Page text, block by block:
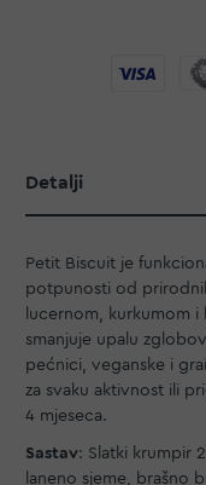
Detalji
Petit Biscuit je
potpunosti od
lucernom, kurkumom
smanjuje upalu
pećnici, veganske i
za svaku aktivnost ili
4 mjeseca.
Sastav: Slatki krumpir
laneno sjeme, brašno